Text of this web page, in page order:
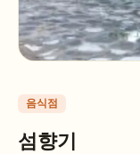
음식점
섬향기